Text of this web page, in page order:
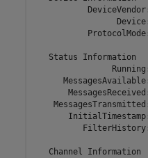
   Status Information
   Channel Information